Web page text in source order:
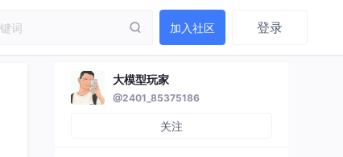
加入社区 登录
大模型玩家
@2401_85375186
关注